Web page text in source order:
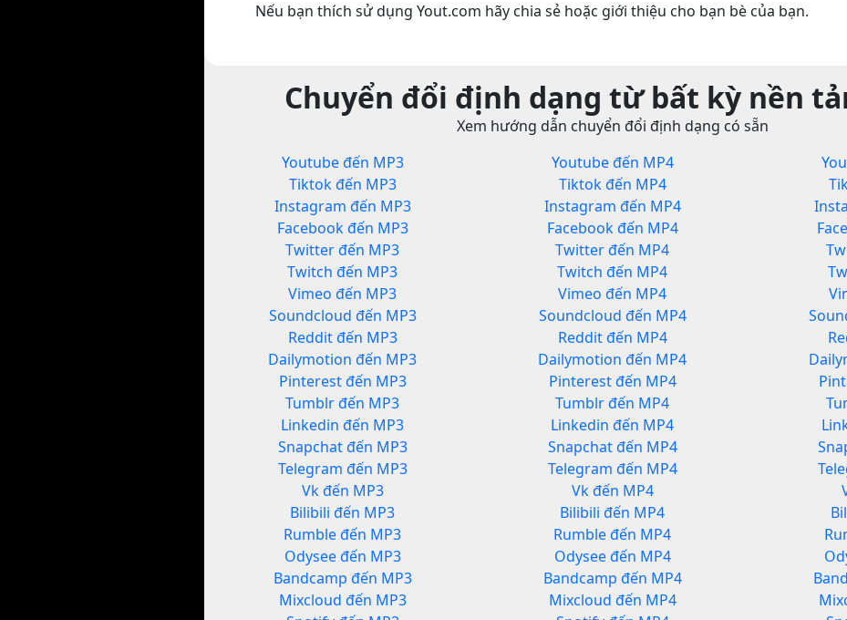
Nếu bạn thích sử dụng Yout.com hãy chia sẻ hoặc giới thiệu cho bạn bè của bạn.
Chuyển đổi định dạng từ bất kỳ nền
Xem hướng dẫn chuyển đổi định dạng có sẵn
Youtube đến MP3
Tiktok đến MP3
Instagram đến MP3
Facebook đến MP3
Twitter đến MP3
Twitch đến MP3
Vimeo đến MP3
Soundcloud đến MP3
Reddit đến MP3
Dailymotion đến MP3
Pinterest đến MP3
Tumblr đến MP3
Linkedin đến MP3
Snapchat đến MP3
Telegram đến MP3
Vk đến MP3
Bilibili đến MP3
Rumble đến MP3
Odysee đến MP3
Bandcamp đến MP3
Mixcloud đến MP3
Youtube đến MP4
Tiktok đến MP4
Instagram đến MP4
Facebook đến MP4
Twitter đến MP4
Twitch đến MP4
Vimeo đến MP4
Soundcloud đến MP4
Reddit đến MP4
Dailymotion đến MP4
Pinterest đến MP4
Tumblr đến MP4
Linkedin đến MP4
Snapchat đến MP4
Telegram đến MP4
Vk đến MP4
Bilibili đến MP4
Rumble đến MP4
Odysee đến MP4
Bandcamp đến MP4
Mixcloud đến MP4